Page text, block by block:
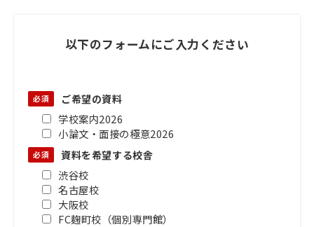
以下のフォームにご入力ください
ご希望の資料
学校案内2026
小論文・面接の極意2026
資料を希望する校舎
渋谷校
名古屋校
大阪校
FC麹町校（個別専門館）